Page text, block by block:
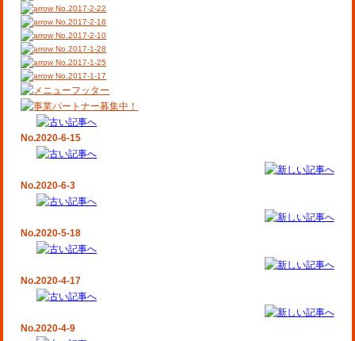
No.2017-2-22
No.2017-2-18
No.2017-2-10
No.2017-1-28
No.2017-1-25
No.2017-1-17
No.2020-6-15
No.2020-6-3
No.2020-5-18
No.2020-4-17
No.2020-4-9